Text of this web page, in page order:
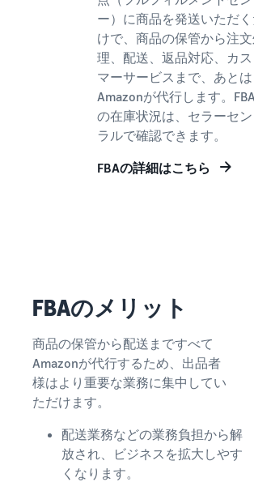
Amazon
出品ブ
Amazon出
品サービス
公式が提供
するネット
品お役立ち
ー）に商品を発送いただ
けで、商品の保管から注
理、配送、返品対応、カス
マーサービスまで、あとは
Amazonが代行します。FBA
の在庫状況は、セラーセン
ラルで確認できます。
FBAの詳細はこちら
FBAのメリット
商品の保管から配送まですべて
Amazonが代行するため、出品者
様はより重要な業務に集中してい
ただけます。
配送業務などの業務負担から解
放され、ビジネスを拡大しやす
くなります。